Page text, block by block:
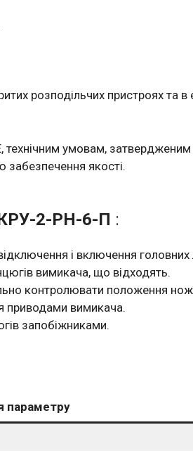
розподільчих пристроях та в
умовам, затвердженим
якості.
2-РН-6-П :
і включення
вимикача, що відходять.
контролювати положення
приводами вимикача.
запобіжниками.
параметру